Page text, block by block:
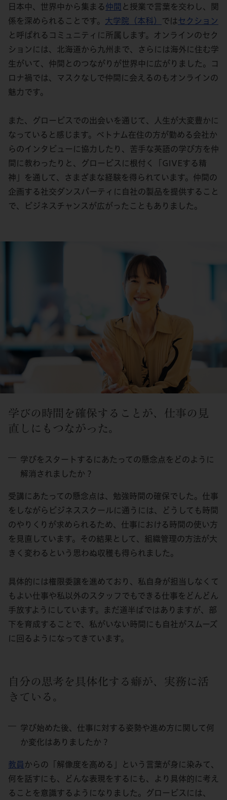
日本中、世界中から集まる 仲間 と授業で言葉を交わし、関
係を深められることです。 大学院（本科） ではセクション
と呼ばれるコミュニティに所属します。オンラインのセク
ションには、北海道から九州まで、さらには海外に住む学
生がいて、仲間とのつながりが世界中に広がりました。コ
ロナ禍では、マスクなしで仲間に会えるのもオンラインの
魅力です。
また、グロービスでの出会いを通じて、人生が大変豊かに
なっていると感じます。ベトナム在住の方が勤める会社か
らのインタビューに協力したり、苦手な英語の学び方を仲
間に教わったりと、グロービスに根付く「GIVEする精
神」を通して、さまざまな経験を得られています。仲間の
企画する社交ダンスパーティに自社の製品を提供すること
で、ビジネスチャンスが広がったこともありました。
学びの時間を確保することが、仕事の見
直しにもつながった。
学びをスタートするにあたっての懸念点をどのように
解消されましたか？
受講にあたっての懸念点は、勉強時間の確保でした。仕事
をしながらビジネススクールに通うには、どうしても時間
のやりくりが求められるため、仕事における時間の使い方
を見直しています。その結果として、組織管理の方法が大
きく変わるという思わぬ収穫も得られました。
具体的には権限委譲を進めており、私自身が担当しなくて
もよい仕事や私以外のスタッフでもできる仕事をどんどん
手放すようにしています。まだ道半ばではありますが、部
下を育成することで、私がいない時間にも自社がスムーズ
に回るようになってきています。
自分の思考を具体化する癖が、実務に活
きている。
学び始めた後、仕事に対する姿勢や進め方に関して何
か変化はありましたか？
教員 からの「解像度を高める」という言葉が身に染みて、
何を話すにも、どんな表現をするにも、より具体的に考え
ることを意識するようになりました。グロービスには、